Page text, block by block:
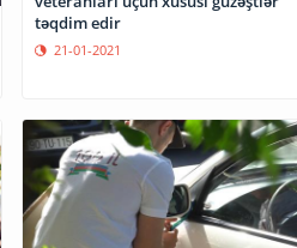
təqdim edir
21-01-2021